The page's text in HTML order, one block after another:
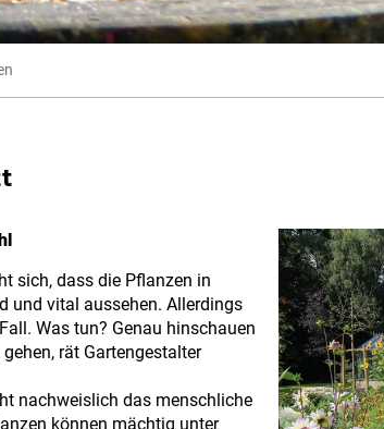
sich, dass die Pflanzen in
und vital aussehen. Allerdings
Was tun? Genau hinschauen
rät Gartengestalter
nachweislich das menschliche
können mächtig unter